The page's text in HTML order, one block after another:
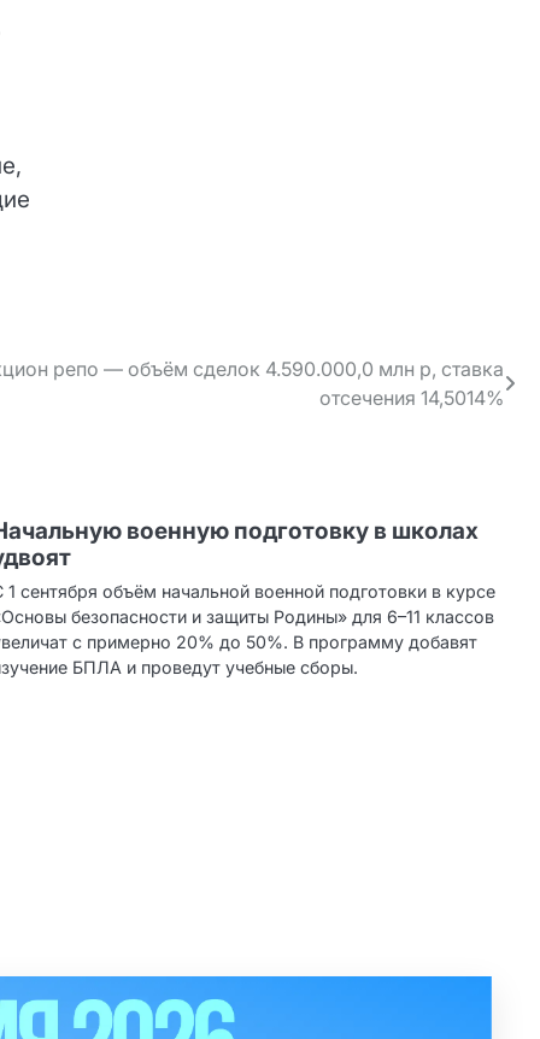
репо — объём сделок 4.590.000,0 млн р, ставка
отсечения 14,5014%
военную подготовку в школах
1 сентября объём начальной военной подготовки в курсе
безопасности и защиты Родины» для 6–11 классов
с примерно 20% до 50%. В программу добавят
БПЛА и проведут учебные сборы.